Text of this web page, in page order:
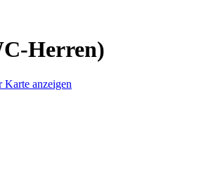
Herren)
Karte anzeigen